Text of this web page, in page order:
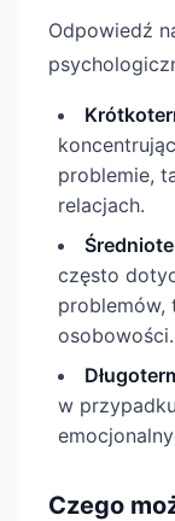
Odpowiedź
problemie,
relacjach.
często
problemów,
osobowości.
w
Czego